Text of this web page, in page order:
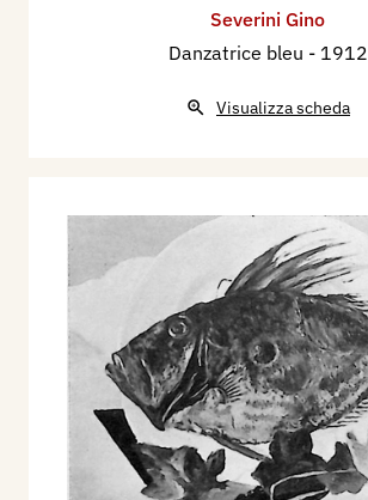
Severini Gino
Danzatrice bleu - 1912
Visualizza scheda